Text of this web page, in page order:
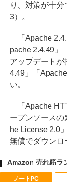
り、対策が十
3）。
「Apache
pache 2.4.49」
アップデートが
4.49」「
い。
「Apache
ープンソースの
he License 2.0
無償でダウンロ
Amazon 売れ筋ラ
ノートPC